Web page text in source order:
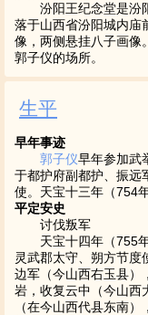
汾阳王纪念堂是汾阳
落于山西省汾阳城内庙
像，两侧悬挂八子画像
郭子仪的场所。
生平
早年事迹
郭子仪早年参加武
于都护府副都护、振远
使。天宝十三年（754
平定安史
讨伐叛军
天宝十四年（755年
灵武郡太守、朔方节度
边军（今山西右玉县）
岩，收复云中（今山西
（在今山西代县东南